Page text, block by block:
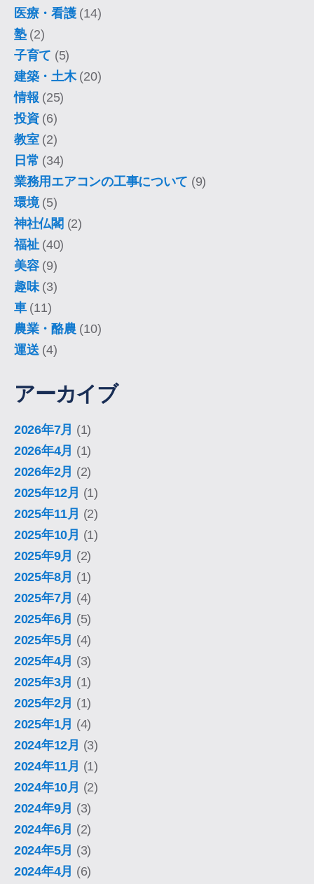
医療・看護(14)
塾(2)
子育て (5)
建築・土木(20)
情報 (25)
投資(6)
教室(2)
日常 (34)
業務用エアコンの工事について (9)
環境(5)
神社仏閣 (2)
福祉(40)
美容(9)
趣味(3)
車(11)
農業・酪農 (10)
運送(4)
アーカイブ
2026年7月 (1)
2026年4月 (1)
2026年2月 (2)
2025年12月 (1)
2025年11月 (2)
2025年10月 (1)
2025年9月 (2)
2025年8月 (1)
2025年7月 (4)
2025年6月 (5)
2025年5月 (4)
2025年4月 (3)
2025年3月 (1)
2025年2月 (1)
2025年1月 (4)
2024年12月 (3)
2024年11月 (1)
2024年10月 (2)
2024年9月 (3)
2024年6月 (2)
2024年5月 (3)
2024年4月 (6)